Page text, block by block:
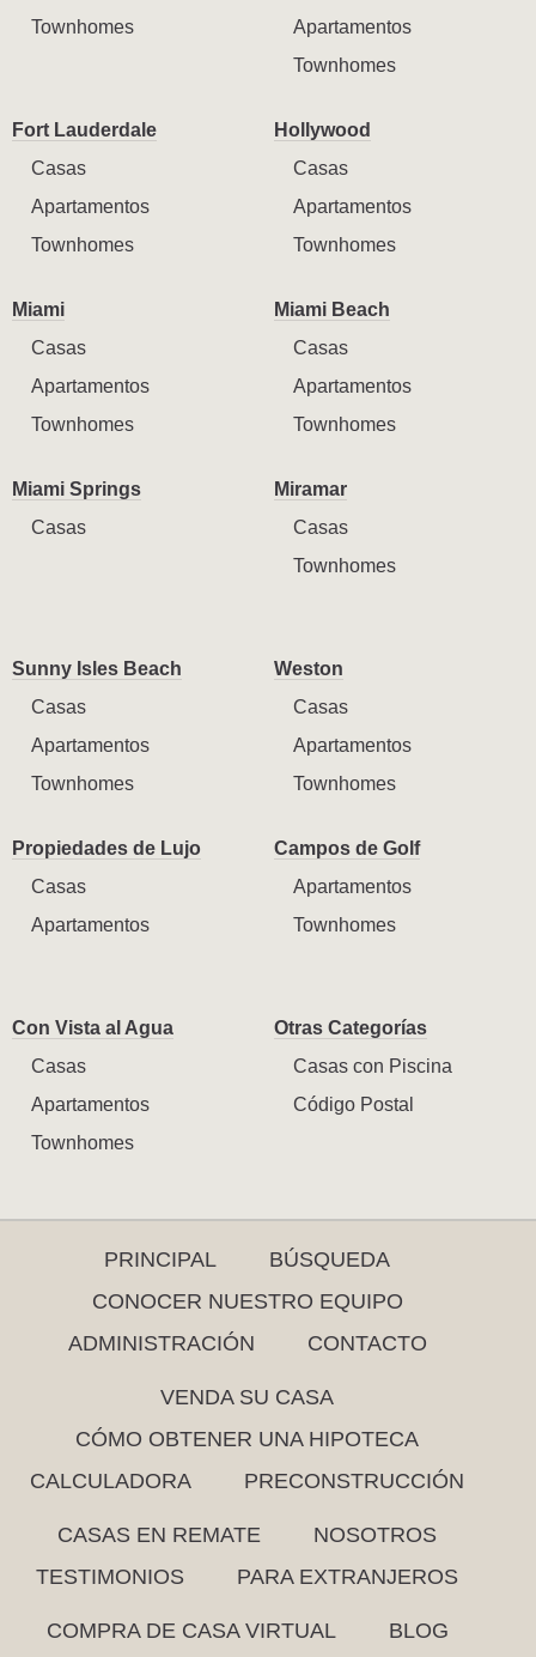
Townhomes
Apartamentos
Townhomes
Fort Lauderdale
Casas
Apartamentos
Townhomes
Hollywood
Casas
Apartamentos
Townhomes
Miami
Casas
Apartamentos
Townhomes
Miami Beach
Casas
Apartamentos
Townhomes
Miami Springs
Casas
Miramar
Casas
Townhomes
Sunny Isles Beach
Casas
Apartamentos
Townhomes
Weston
Casas
Apartamentos
Townhomes
Propiedades de Lujo
Casas
Apartamentos
Campos de Golf
Apartamentos
Townhomes
Con Vista al Agua
Casas
Apartamentos
Townhomes
Otras Categorías
Casas con Piscina
Código Postal
PRINCIPAL
BÚSQUEDA
CONOCER NUESTRO EQUIPO
ADMINISTRACIÓN
CONTACTO
VENDA SU CASA
CÓMO OBTENER UNA HIPOTECA
CALCULADORA
PRECONSTRUCCIÓN
CASAS EN REMATE
NOSOTROS
TESTIMONIOS
PARA EXTRANJEROS
COMPRA DE CASA VIRTUAL BLOG